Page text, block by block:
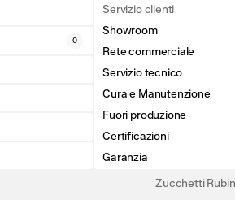
0
Servizio clienti
Showroom
Rete commerciale
Servizio tecnico
Cura e Manutenzione
Fuori produzione
Certificazioni
Garanzia
Zucchetti